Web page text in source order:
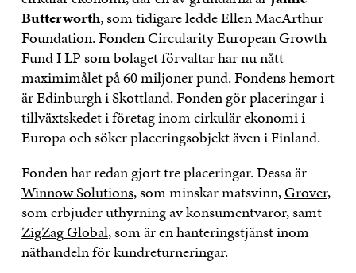
Butterworth, som tidigare ledde Ellen MacArthur
Foundation. Fonden Circularity European Growth
Fund I LP som bolaget förvaltar har nu nått
maximimålet på 60 miljoner pund. Fondens hemort
är Edinburgh i Skottland. Fonden gör placeringar i
tillväxtskedet i företag inom cirkulär ekonomi i
Europa och söker placeringsobjekt även i Finland.
Fonden har redan gjort tre placeringar. Dessa är
Winnow Solutions, som minskar matsvinn,Grover,
som erbjuder uthyrning av konsumentvaror, samt
ZigZag Global, som är en hanteringstjänst inom
näthandeln för kundreturneringar.